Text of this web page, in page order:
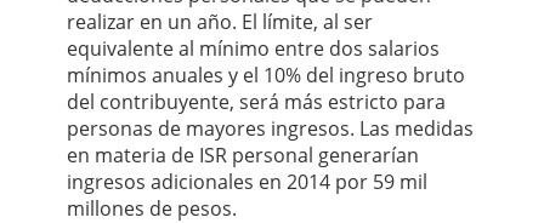
realizar en un año. El límite, al ser
equivalente al mínimo entre dos salarios
mínimos anuales y el 10% del ingreso bruto
del contribuyente, será más estricto para
personas de mayores ingresos. Las medidas
en materia de ISR personal generarían
ingresos adicionales en 2014 por 59 mil
millones de pesos.